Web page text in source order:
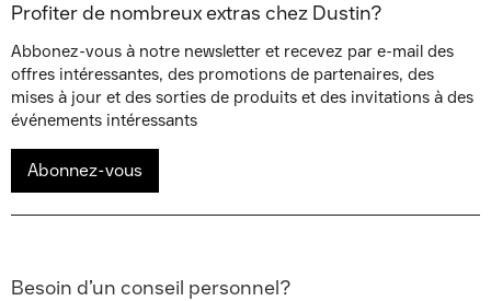
Profiter de nombreux extras chez Dustin?
Abbonez-vous à notre newsletter et recevez par e-mail des
offres intéressantes, des promotions de partenaires, des
mises à jour et des sorties de produits et des invitations à des
événements intéressants
Abonnez-vous
Besoin d’un conseil personnel?